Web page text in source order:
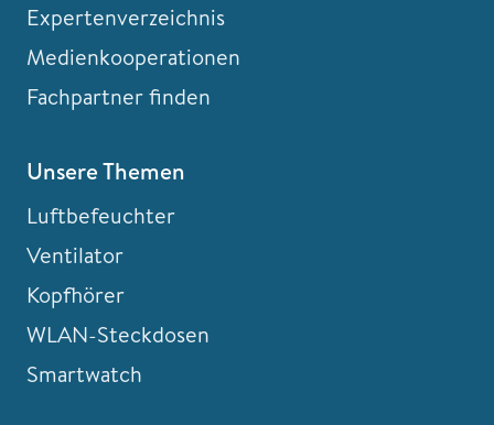
Expertenverzeichnis
Medienkooperationen
Fachpartner finden
Unsere Themen
Luftbefeuchter
Ventilator
Kopfhörer
WLAN-Steckdosen
Smartwatch